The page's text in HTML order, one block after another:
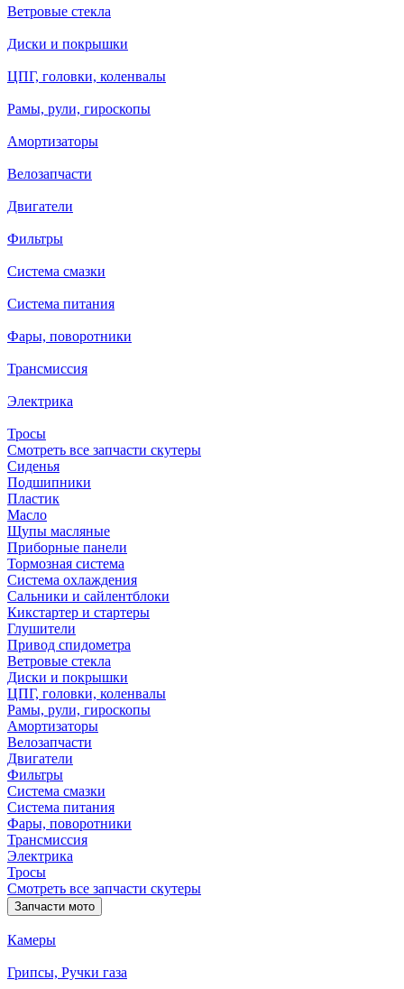
Ветровые стекла
Диски и покрышки
ЦПГ, головки, коленвалы
Рамы, рули, гироскопы
Амортизаторы
Велозапчасти
Двигатели
Фильтры
Система смазки
Система питания
Фары, поворотники
Трансмиссия
Электрика
Тросы
Смотреть все запчасти скутеры
Сиденья
Подшипники
Пластик
Масло
Щупы масляные
Приборные панели
Тормозная система
Система охлаждения
Сальники и сайлентблоки
Кикстартер и стартеры
Глушители
Привод спидометра
Ветровые стекла
Диски и покрышки
ЦПГ, головки, коленвалы
Рамы, рули, гироскопы
Амортизаторы
Велозапчасти
Двигатели
Фильтры
Система смазки
Система питания
Фары, поворотники
Трансмиссия
Электрика
Тросы
Смотреть все запчасти скутеры
Запчасти мото
Камеры
Грипсы, Ручки газа